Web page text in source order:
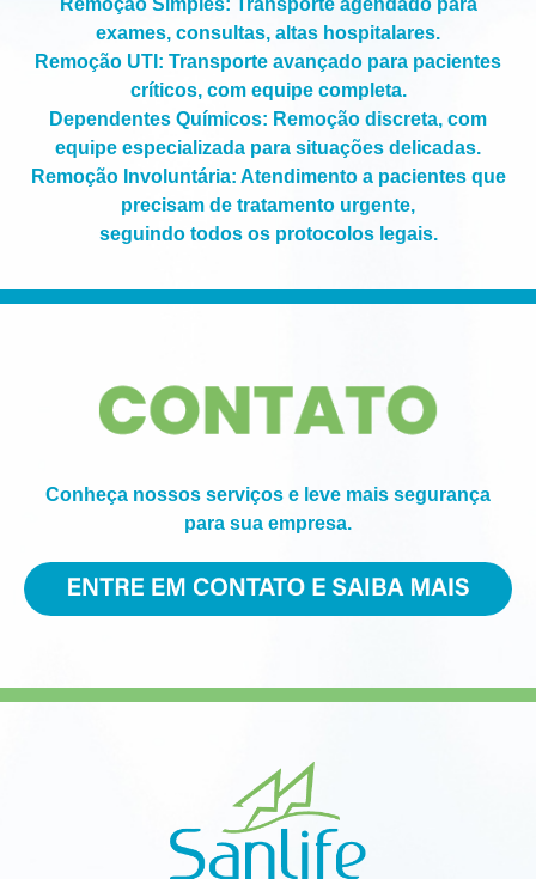
exames, consultas, altas hospitalares.
Remoção UTI: Transporte avançado para pacientes
críticos, com equipe completa.
Dependentes Químicos: Remoção discreta, com
equipe especializada para situações delicadas.
Remoção Involuntária: Atendimento a pacientes que
precisam de tratamento urgente,
seguindo todos os protocolos legais.
Conheça nossos serviços e leve mais segurança
para sua empresa.